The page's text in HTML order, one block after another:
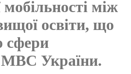
мобільності між
освіти, що
сфери
МВС України.